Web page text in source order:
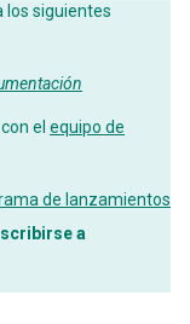
los siguientes
el equipo de
de lanzamientos
a